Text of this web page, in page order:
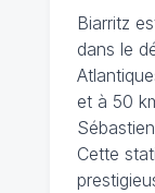
Biarritz
dans le
et à 50
Cette